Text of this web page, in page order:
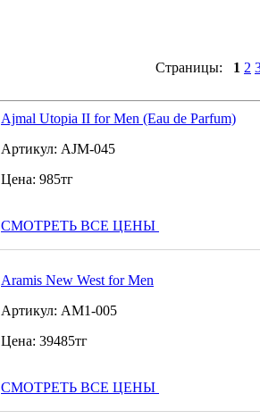
Страницы: 1 2
Ajmal Utopia II for Men (Eau de Parfum)
Артикул: AJM-045
Цена: 985тг
СМОТРЕТЬ ВСЕ ЦЕНЫ
Aramis New West for Men
Артикул: AM1-005
Цена: 39485тг
СМОТРЕТЬ ВСЕ ЦЕНЫ